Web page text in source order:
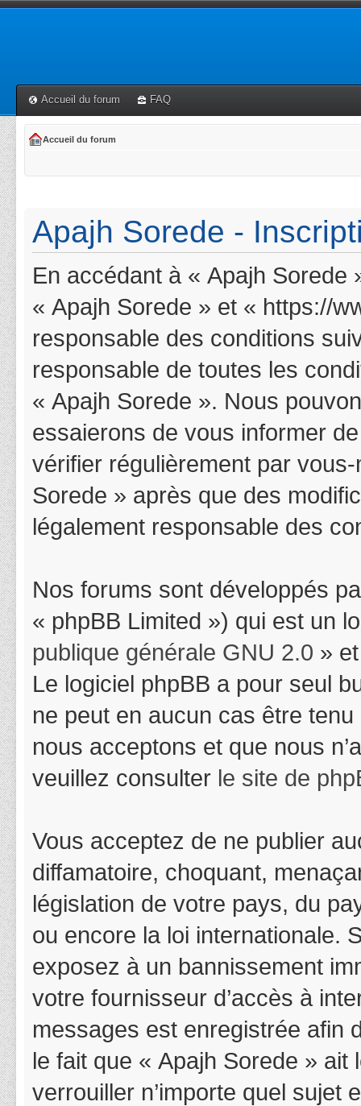
Accueil du forum FAQ
Accueil du forum
Apajh Sorede -
En accédant à « Apajh
« Apajh Sorede » et « https://
responsable des conditions
responsable de toutes les
« Apajh Sorede ». Nous
essaierons de vous informer
vérifier régulièrement par
Sorede » après que des
légalement responsable des
Nos forums sont développés
« phpBB Limited ») qui est un
publique générale GNU 2.0 »
Le logiciel phpBB a pour seul
ne peut en aucun cas être
nous acceptons et que nous
veuillez consulter le site de
Vous acceptez de ne publier
diffamatoire, choquant,
législation de votre pays, du
ou encore la loi internationale.
exposez à un bannissement
votre fournisseur d’accès à
messages est enregistrée afin
le fait que « Apajh Sorede »
verrouiller n’importe quel sujet